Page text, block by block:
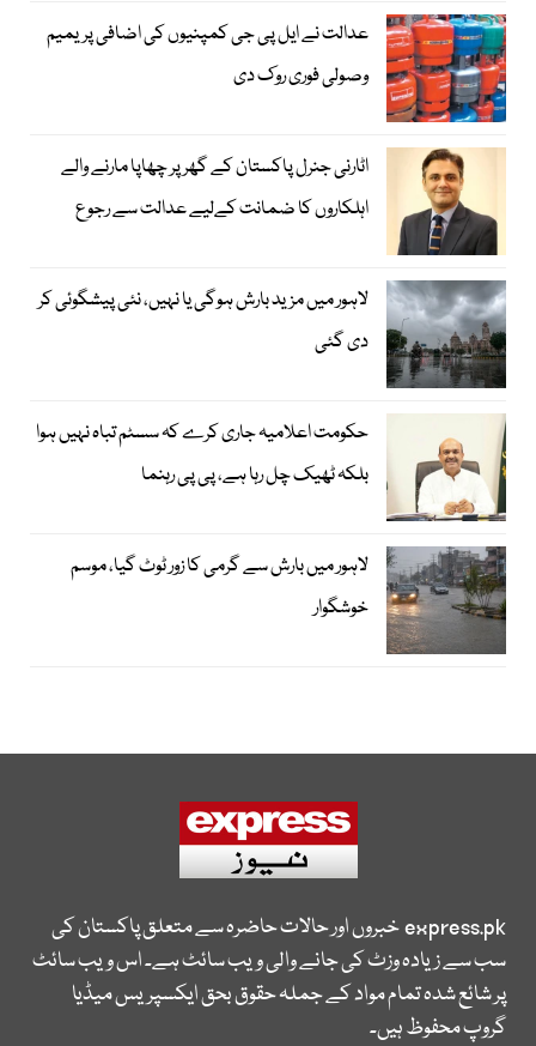
عدالت نے ایل پی جی کمپنیوں کی اضافی پریمیم
وصولی فوری روک دی
اٹارنی جنرل پاکستان کے گھر پر چھاپا مارنے والے
اہلکاروں کا ضمانت کےلیے عدالت سے رجوع
لاہور میں مزید بارش ہوگی یا نہیں، نئی پیشگوئی کر
دی گئی
حکومت اعلامیہ جاری کرے کہ سسٹم تباہ نہیں ہوا
بلکہ ٹھیک چل رہا ہے، پی پی رہنما
لاہور میں بارش سے گرمی کا زور ٹوٹ گیا، موسم
خوشگوار
express.pkخبروں اور حالات حاضرہ سے متعلق پاکستان کی
سب سے زیادہ وزٹ کی جانے والی ویب سائٹ ہے۔ اس ویب سائٹ
پر شائع شدہ تمام مواد کے جملہ حقوق بحق ایکسپریس میڈیا
گروپ محفوظ ہیں۔